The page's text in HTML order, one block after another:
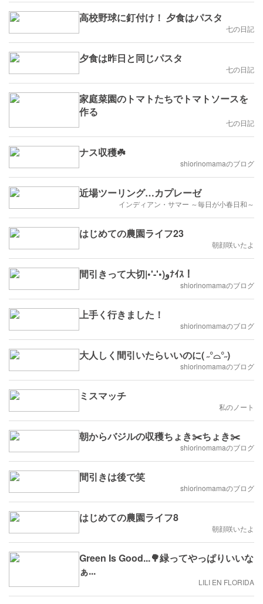
高校野球に釘付け！ 夕食はパスタ
七の日記
夕食は昨日と同じパスタ
七の日記
家庭菜園のトマトたちでトマトソースを
作る
七の日記
ナス収穫☘️
shiorinomamaのブログ
近場ツーリング…カプレーゼ
インディアン・サマー ～毎日が小春日和～
はじめての農園ライフ23
朝顔咲いたよ
間引きって大切‎|•'-'•)وﾅｲｽ！
shiorinomamaのブログ
上手く行きました！
shiorinomamaのブログ
大人しく間引いたらいいのに( ˶°⌓°˶)
shiorinomamaのブログ
ミスマッチ
私のノート
朝からバジルの収穫ちょき✂️ちょき✂️
shiorinomamaのブログ
間引きは後で笑
shiorinomamaのブログ
はじめての農園ライフ8
朝顔咲いたよ
Green Is Good...🌳緑ってやっぱりいいな
ぁ...
LILI EN FLORIDA